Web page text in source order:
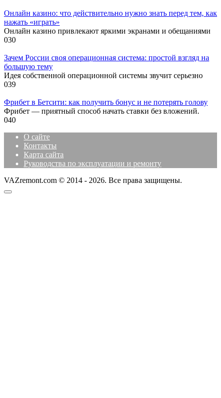
Онлайн казино: что действительно нужно знать перед тем, как
нажать «играть»
Онлайн казино привлекают яркими экранами и обещаниями
030
Зачем России своя операционная система: простой взгляд на
большую тему
Идея собственной операционной системы звучит серьезно
039
Фрибет в Бетсити: как получить бонус и не потерять голову
Фрибет — приятный способ начать ставки без вложений.
040
О сайте
Контакты
Карта сайта
Руководства по эксплуатации и ремонту
VAZremont.com © 2014 - 2026. Все права защищены.